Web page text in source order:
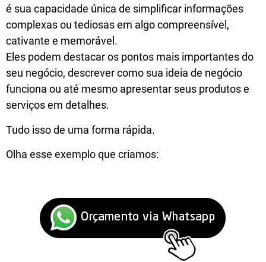
é sua capacidade única de simplificar informações
complexas ou tediosas em algo compreensível,
cativante e memorável.
Eles podem destacar os pontos mais importantes do
seu negócio, descrever como sua ideia de negócio
funciona ou até mesmo apresentar seus produtos e
serviços em detalhes.
Tudo isso de uma forma rápida.
Olha esse exemplo que criamos: